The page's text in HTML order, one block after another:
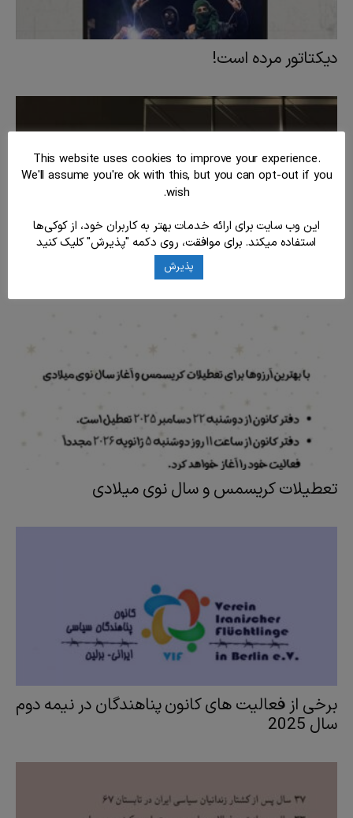
دیکتاتور مرده است!
نورپردازی در برلین در اعتراض به کشتار در ایران
تعطیلات کریسمس و سال نوی میلادی
برخی از فعالیت های کانون پناهندگان در نیمه دوم
سال 2025
This website uses cookies to improve your experience.
We'll assume you're ok with this, but you can opt-out if you
wish.
این وب سایت برای ارائه خدمات بهتر به کاربران خود، از کوکی‌ها
استفاده میکند. برای موافقت، روی دکمه "پذیرش" کلیک کنید
پذیرش